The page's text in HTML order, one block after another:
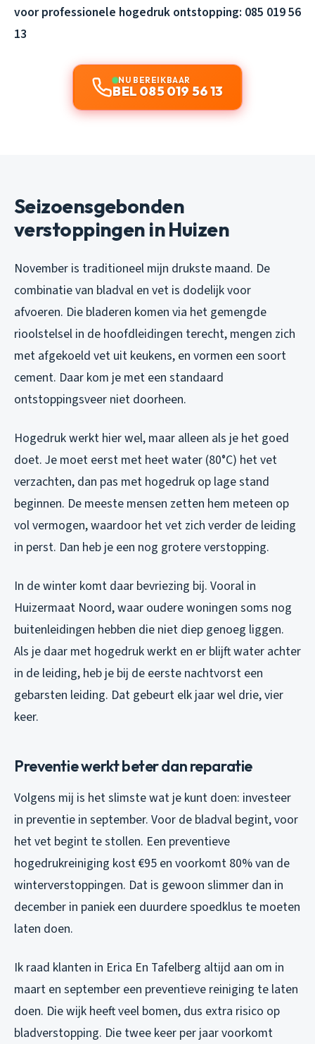
voor professionele hogedruk ontstopping: 085 019 56
13
NU BEREIKBAAR
BEL 085 019 56 13
Seizoensgebonden
verstoppingen in Huizen
November is traditioneel mijn drukste maand. De
combinatie van bladval en vet is dodelijk voor
afvoeren. Die bladeren komen via het gemengde
rioolstelsel in de hoofdleidingen terecht, mengen zich
met afgekoeld vet uit keukens, en vormen een soort
cement. Daar kom je met een standaard
ontstoppingsveer niet doorheen.
Hogedruk werkt hier wel, maar alleen als je het goed
doet. Je moet eerst met heet water (80°C) het vet
verzachten, dan pas met hogedruk op lage stand
beginnen. De meeste mensen zetten hem meteen op
vol vermogen, waardoor het vet zich verder de leiding
in perst. Dan heb je een nog grotere verstopping.
In de winter komt daar bevriezing bij. Vooral in
Huizermaat Noord, waar oudere woningen soms nog
buitenleidingen hebben die niet diep genoeg liggen.
Als je daar met hogedruk werkt en er blijft water achter
in de leiding, heb je bij de eerste nachtvorst een
gebarsten leiding. Dat gebeurt elk jaar wel drie, vier
keer.
Preventie werkt beter dan reparatie
Volgens mij is het slimste wat je kunt doen: investeer
in preventie in september. Voor de bladval begint, voor
het vet begint te stollen. Een preventieve
hogedrukreiniging kost €95 en voorkomt 80% van de
winterverstoppingen. Dat is gewoon slimmer dan in
december in paniek een duurdere spoedklus te moeten
laten doen.
Ik raad klanten in Erica En Tafelberg altijd aan om in
maart en september een preventieve reiniging te laten
doen. Die wijk heeft veel bomen, dus extra risico op
bladverstopping. Die twee keer per jaar voorkomt